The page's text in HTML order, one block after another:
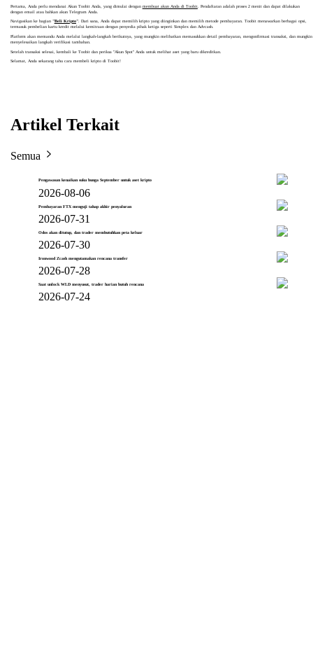
Pertama, Anda perlu mendanai Akun Toobit Anda, yang dimulai dengan membuat akun Anda di Toobit. Pendaftaran adalah proses 2 menit dan dapat dilakukan
dengan email atau bahkan akun Telegram Anda.
Navigasikan ke bagian "Beli Kripto". Dari sana, Anda dapat memilih kripto yang diinginkan dan memilih metode pembayaran. Toobit menawarkan berbagai opsi,
termasuk pembelian kartu kredit melalui kemitraan dengan penyedia pihak ketiga seperti Simplex dan Advcash.
Platform akan memandu Anda melalui langkah-langkah berikutnya, yang mungkin melibatkan memasukkan detail pembayaran, mengonfirmasi transaksi, dan mungkin
menyelesaikan langkah verifikasi tambahan.
Setelah transaksi selesai, kembali ke Toobit dan periksa "Akun Spot" Anda untuk melihat aset yang baru dikreditkan.
Selamat, Anda sekarang tahu cara membeli kripto di Toobit!
Artikel Terkait
Semua
Pengawasan kenaikan suku bunga September untuk aset kripto
2026-08-06
Pembayaran FTX menguji tahap akhir penyaluran
2026-07-31
Odos akan ditutup, dan trader membutuhkan peta keluar
2026-07-30
Ironwood Zcash mengutamakan rencana transfer
2026-07-28
Saat unlock WLD menyusut, trader harian butuh rencana
2026-07-24